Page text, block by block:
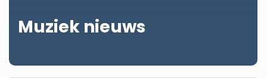
Muziek nieuws